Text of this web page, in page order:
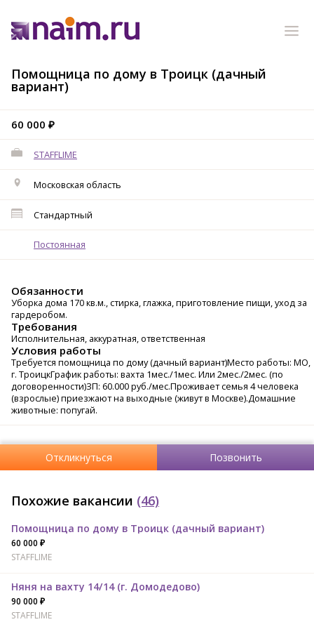
Помощница по дому в Троицк (дачный
вариант)
60 000 ₽
STAFFLIME
Московская область
Стандартный
Постоянная
Обязанности
Уборка дома 170 кв.м., стирка, глажка, приготовление пищи, уход за
гардеробом.
Требования
Исполнительная, аккуратная, ответственная
Условия работы
Требуется помощница по дому (дачный вариант)Место работы: МО,
г. ТроицкГрафик работы: вахта 1мес./1мес. Или 2мес./2мес. (по
договоренности)ЗП: 60.000 руб./мес.Проживает семья 4 человека
(взрослые) приезжают на выходные (живут в Москве).Домашние
животные: попугай.
Откликнуться Позвонить
Похожие вакансии (46)
Помощница по дому в Троицк (дачный вариант)
60 000 ₽
STAFFLIME
Няня на вахту 14/14 (г. Домодедово)
90 000 ₽
STAFFLIME